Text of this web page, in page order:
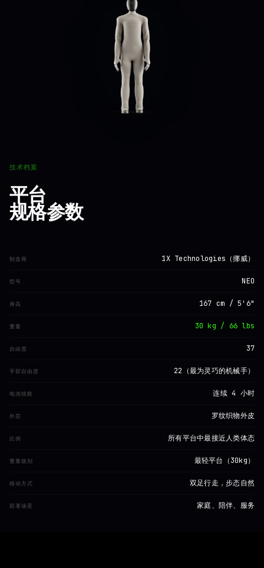
技术档案
平台
规格参数
制造商 1X Technologies（挪威）
型号 NEO
身高 167 cm / 5'6"
重量 30 kg / 66 lbs
自由度 37
手部自由度 22（最为灵巧的机械手）
电池续航 连续 4 小时
外层 罗纹织物外皮
比例 所有平台中最接近人类体态
重量级别 最轻平台（30kg）
移动方式 双足行走，步态自然
部署场景 家庭、陪伴、服务